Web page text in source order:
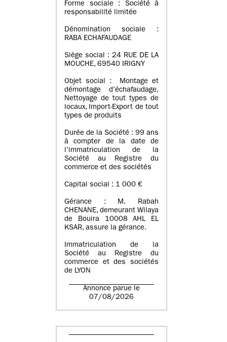
Forme sociale : Société à
responsabilité limitée
Dénomination sociale :
RABA ECHAFAUDAGE
Siège social : 24 RUE DE LA
MOUCHE, 69540 IRIGNY
Objet social : Montage et
démontage d’échafaudage,
Nettoyage de tout types de
locaux, Import-Export de tout
types de produits
Durée de la Société : 99 ans
à compter de la date de
l’immatriculation de la
Société au Registre du
commerce et des sociétés
Capital social : 1 000 €
Gérance : M. Rabah
CHENANE, demeurant Wilaya
de Bouira 10008 AHL EL
KSAR, assure la gérance.
Immatriculation de la
Société au Registre du
commerce et des sociétés
de LYON
Annonce parue le
07/08/2026